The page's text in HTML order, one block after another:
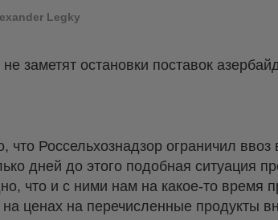
Legky
заметят остановки поставок
Россельхознадзор ограничил
дней до этого подобная ситуация
что и с ними нам на какое-то время
ценах на перечисленные продукты